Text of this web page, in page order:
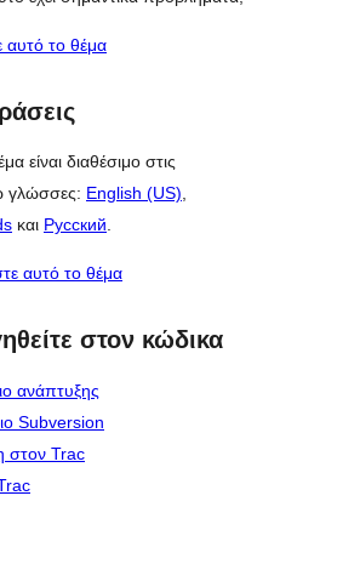
αυτό το θέμα
είναι διαθέσιμο στις
γλώσσες: English (US),
και Русский.
αυτό το θέμα
στον κώδικα
ανάπτυξης
Subversion
στον Trac